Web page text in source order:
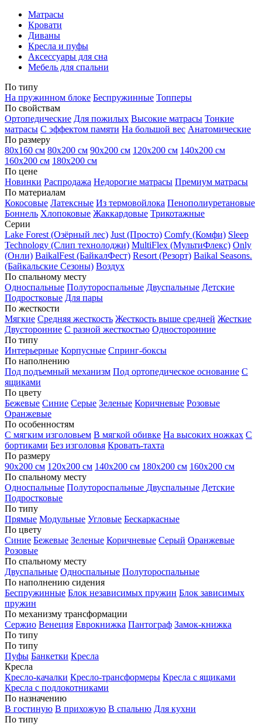
Матрасы
Кровати
Диваны
Кресла и пуфы
Аксессуары для сна
Мебель для спальни
По типу
На пружинном блоке Беспружинные Топперы
По свойствам
Ортопедические Для пожилых Высокие матрасы Тонкие
матрасы С эффектом памяти На большой вес Анатомические
По размеру
80х160 см 80х200 см 90х200 см 120х200 см 140х200 см
160х200 см 180х200 см
По цене
Новинки Распродажа Недорогие матрасы Премиум матрасы
По материалам
Кокосовые Латексные Из термовойлока Пенополиуретановые
Боннель Хлопоковые Жаккардовые Трикотажные
Серии
Lake Forest (Озёрный лес) Just (Просто) Comfy (Комфи) Sleep
Technology (Слип технолоджи) MultiFlex (МультиФлекс) Only
(Онли) BaikalFest (БайкалФест) Resort (Резорт) Baikal Seasons.
(Байкальские Сезоны) Воздух
По спальному месту
Односпальные Полутороспальные Двуспальные Детские
Подростковые Для пары
По жесткости
Мягкие Средняя жесткость Жесткость выше средней Жесткие
Двусторонние С разной жесткостью Односторонние
По типу
Интерьерные Корпусные Спринг-боксы
По наполнению
Под подъемный механизм Под ортопедическое основание С
ящиками
По цвету
Бежевые Синие Серые Зеленые Коричневые Розовые
Оранжевые
По особенностям
С мягким изголовьем В мягкой обивке На высоких ножках С
бортиками Без изголовья Кровать-тахта
По размеру
90х200 см 120х200 см 140х200 см 180х200 см 160х200 см
По спальному месту
Односпальные Полутороспальные Двуспальные Детские
Подростковые
По типу
Прямые Модульные Угловые Бескаркасные
По цвету
Синие Бежевые Зеленые Коричневые Серый Оранжевые
Розовые
По спальному месту
Двуспальные Односпальные Полутороспальные
По наполнению сидения
Беспружинные Блок независимых пружин Блок зависимых
пружин
По механизму трансформации
Сержио Венеция Еврокнижка Пантограф Замок-книжка
По типу
По типу
Пуфы Банкетки Кресла
Кресла
Кресло-качалки Кресло-трансформеры Кресла с ящиками
Кресла с подлокотниками
По назначению
В гостиную В прихожую В спальню Для кухни
По типу